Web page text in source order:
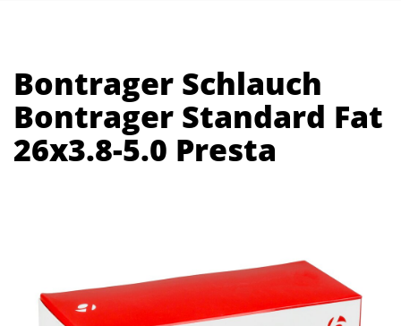
Bontrager Schlauch
Bontrager Standard Fat
26x3.8-5.0 Presta